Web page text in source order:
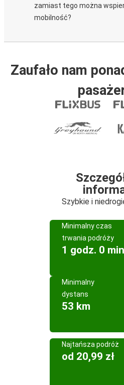
zamiast tego można
mobilność?
Zaufało nam
Szybkie i
Minimalny czas
trwania podróży
1 godz. 0
Minimalny
dystans
53 km
Najtańsza podróż
od 20,99 zł